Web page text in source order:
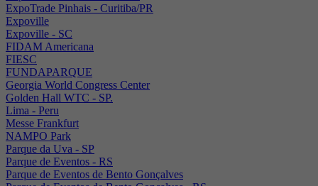
ExpoTrade Pinhais - Curitiba/PR
Expoville
Expoville - SC
FIDAM Americana
FIESC
FUNDAPARQUE
Georgia World Congress Center
Golden Hall WTC - SP.
Lima - Peru
Messe Frankfurt
NAMPO Park
Parque da Uva - SP
Parque de Eventos - RS
Parque de Eventos de Bento Gonçalves